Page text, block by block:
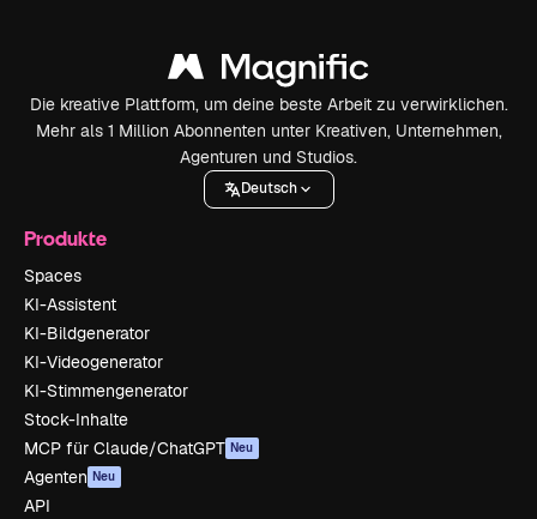
Die kreative Plattform, um deine beste Arbeit zu verwirklichen.
Mehr als 1 Million Abonnenten unter Kreativen, Unternehmen,
Agenturen und Studios.
Deutsch
Produkte
Spaces
KI-Assistent
KI-Bildgenerator
KI-Videogenerator
KI-Stimmengenerator
Stock-Inhalte
MCP für Claude/ChatGPT Neu
Agenten Neu
API